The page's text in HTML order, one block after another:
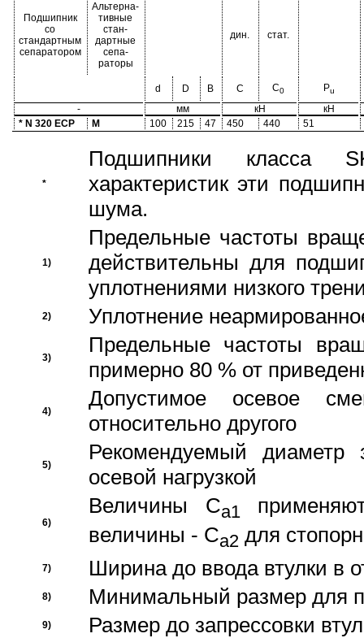
Подшипник
со
стандартным
сепаратором
Альтерна-
тивные
стан-
дартные
сепа-
раторы
дин. стат.
d D B C C0 Pu
- мм кН
кН
* N 320 ECP
M 100 215 47 450 440 51
*
Подшипники класса
характеристик эти
шума.
1)
Предельные частоты
действительны для
уплотнениями низкого
2) Уплотнение
3)
Предельные частоты
примерно 80 % от
4)
Допустимое осевое
относительно другого
5)
Рекомендуемый диаметр
осевой нагрузкой
6)
Величины Ca1
величины - Ca2 для
7) Ширина до ввода втулки в
8) Минимальный размер для
9) Размер до запрессовки